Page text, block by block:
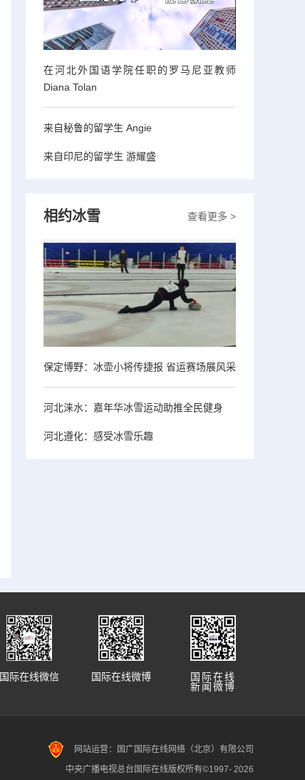
在河北外国语学院任职的罗马尼亚教师
Diana Tolan
来自秘鲁的留学生 Angie
来自印尼的留学生 游耀盛
查看更多 >
相约冰雪
保定博野：冰壶小将传捷报 省运赛场展风采
河北涞水：嘉年华冰雪运动助推全民健身
河北遵化：感受冰雪乐趣
国际在线
新闻微博
国际在线微博
国际在线微信
网站运营：国广国际在线网络（北京）有限公司
中央广播电视总台国际在线版权所有©1997- 2026